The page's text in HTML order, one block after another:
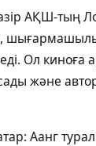
АҚШ-тың
Ол киноға
және
Аанг